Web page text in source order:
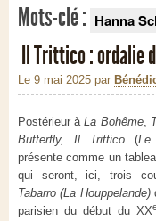
Mots-clé : Hanna
Il Trittico : ordalie
Le 9 mai 2025 par
Postérieur àLa Bohême,
Butterfly,
Il Trittico (Le
présente comme un
qui seront, ici, trois
Tabarro (La Houppelande)
parisien du début du XX